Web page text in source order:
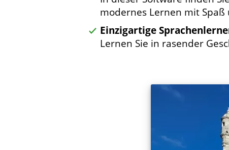
modernes Lernen mit
Einzigartige
Lernen Sie in rasender